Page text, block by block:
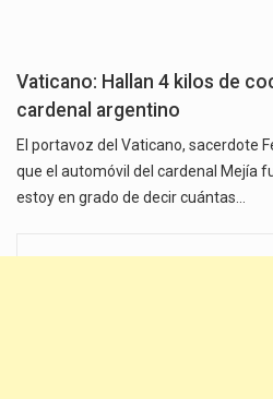
Vaticano: Hallan 4 kilos de
cardenal argentino
El portavoz del Vaticano, sacerdote
que el automóvil del cardenal Mejía
estoy en grado de decir cuántas…